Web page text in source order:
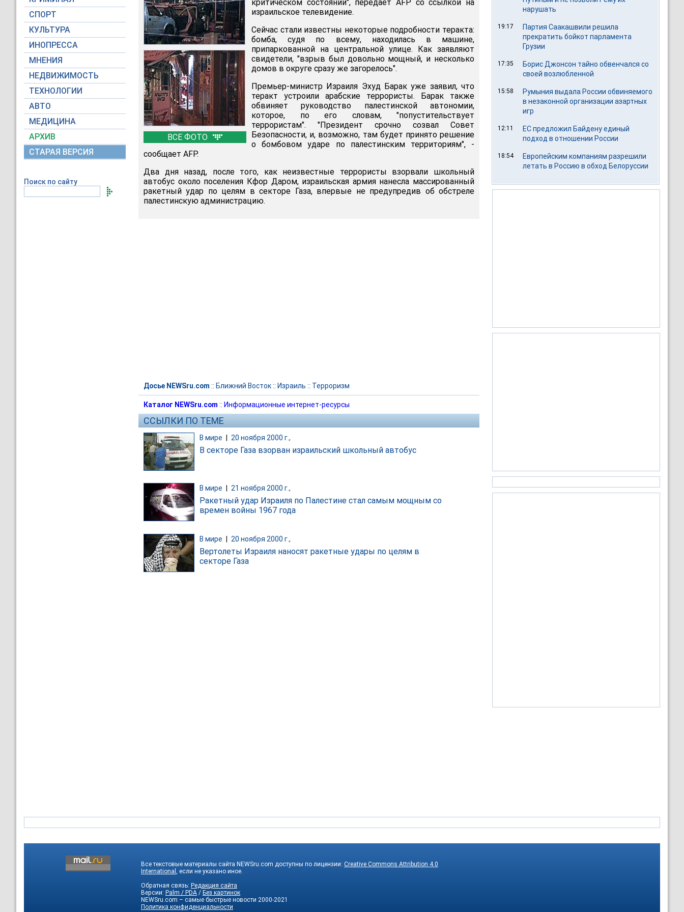
СПОРТ
КУЛЬТУРА
ИНОПРЕССА
МНЕНИЯ
НЕДВИЖИМОСТЬ
ТЕХНОЛОГИИ
АВТО
МЕДИЦИНА
АРХИВ
СТАРАЯ ВЕРСИЯ
Поиск по сайту
ВСЕ ФОТО
критическом состоянии", передает АFP со ссылкой на
израильское телевидение.
Сейчас стали известны некоторые подробности теракта:
бомба, судя по всему, находилась в машине,
припаркованной на центральной улице. Как заявляют
свидетели, "взрыв был довольно мощный, и несколько
домов в округе сразу же загорелось".
Премьер-министр Израиля Эхуд Барак уже заявил, что
теракт устроили арабские террористы. Барак также
обвиняет руководство палестинской автономии,
которое, по его словам, "попустительствует
террористам". "Президент срочно созвал Совет
Безопасности, и, возможно, там будет принято решение
о бомбовом ударе по палестинским территориям", -
сообщает АFP.
Два дня назад, после того, как неизвестные террористы взорвали школьный
автобус около поселения Кфор Даром, израильская армия нанесла массированный
ракетный удар по целям в секторе Газа, впервые не предупредив об обстреле
палестинскую администрацию.
Досье NEWSru.com :: Ближний Восток:: Израиль :: Терроризм
Каталог NEWSru.com :: Информационные интернет-ресурсы
ССЫЛКИ ПО ТЕМЕ
В мире 20 ноября 2000 г.,
В секторе Газа взорван израильский школьный автобус
В мире 21 ноября 2000 г.,
Ракетный удар Израиля по Палестине стал самым мощным со
времен войны 1967 года
В мире 20 ноября 2000 г.,
Вертолеты Израиля наносят ракетные удары по целям в
секторе Газа
нарушать
19:17
Партия Саакашвили решила
прекратить бойкот парламента
Грузии
17:35
Борис Джонсон тайно обвенчался со
своей возлюбленной
15:58
Румыния выдала России обвиняемого
в незаконной организации азартных
игр
12:11
ЕС предложил Байдену единый
подход в отношении России
18:54
Европейским компаниям разрешили
летать в Россию в обход Белоруссии
Все текстовые материалы сайта NEWSru.com доступны по лицензии: Creative Commons Attribution 4.0
International
, если не указано иное.
Обратная связь: Редакция сайта
Версии: Palm / PDA / Без картинок
NEWSru.com – самые быстрые новости 2000-2021
Политика конфиденциальности